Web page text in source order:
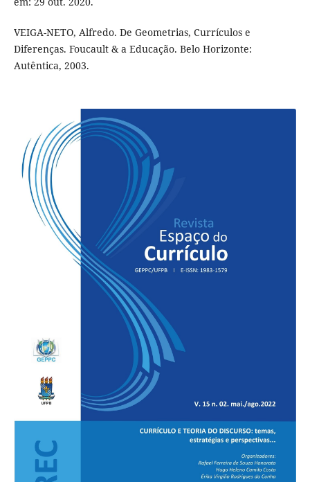
VEIGA-NETO, Alfredo. De Geometrias, Currículos e
Diferenças. Foucault & a Educação. Belo Horizonte:
Autêntica, 2003.